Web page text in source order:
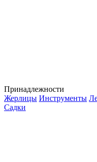
Принадлежности
Жерлицы Инструменты
Садки